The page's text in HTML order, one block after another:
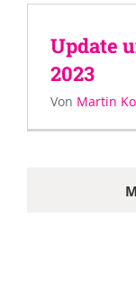
Update
2023
Von Martin